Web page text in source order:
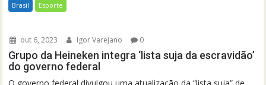
Brasil Esporte
out 6, 2023 Igor Varejano 0
Grupo da Heineken integra ‘lista suja da escravidão’
do governo federal